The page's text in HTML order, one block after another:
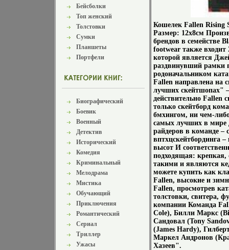
Бейсболки
Топ женский
Толстовки
Сумки
Планшеты
Портфели
Биографический
Боевик
Военный
Детектив
Исторический
Комедия
Криминальный
Мелодрама
Мистика
Обучающий
Приключения
Романтический
Сериал
Триллер
Ужасы
Кошелек Fallen Rising
Размер: 12x8см
брендов в семействе
footwear также входит
которой является
раздвинувший рамки
родоначальником
Fallen направлена на
лучших скейтшопах"
действительно Fallen
только скейтборд
бмхингом, ни чем-
самых лучших в мире
райдеров в команде –
вптхцскейтбординга
высот И
подходящая:
такими и являются
можете купить как
Fallen, высокие и
Fallen, просмотрев
толстовки, свитера,
компании Команда
Cole), Билли Маркс
Сандовал (Tony
(James Hardy),
Маркел Андронов
Хазеев".